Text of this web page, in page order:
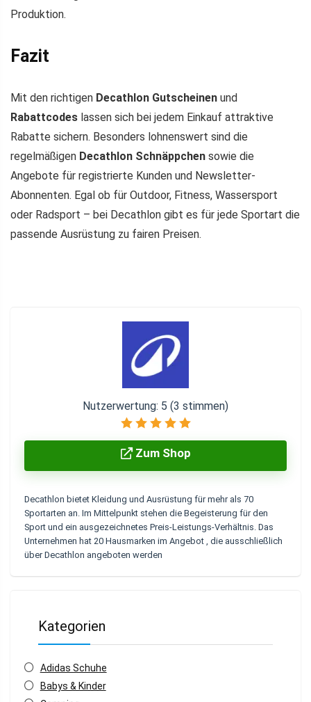
Produktion.
Fazit
Mit den richtigen Decathlon Gutscheinen und
Rabattcodes lassen sich bei jedem Einkauf attraktive
Rabatte sichern. Besonders lohnenswert sind die
regelmäßigen Decathlon Schnäppchen sowie die
Angebote für registrierte Kunden und Newsletter-
Abonnenten. Egal ob für Outdoor, Fitness, Wassersport
oder Radsport – bei Decathlon gibt es für jede Sportart die
passende Ausrüstung zu fairen Preisen.
Nutzerwertung: 5 (3 stimmen)
Zum Shop
Decathlon bietet Kleidung und Ausrüstung für mehr als 70
Sportarten an. Im Mittelpunkt stehen die Begeisterung für den
Sport und ein ausgezeichnetes Preis-Leistungs-Verhältnis. Das
Unternehmen hat 20 Hausmarken im Angebot , die ausschließlich
über Decathlon angeboten werden
Kategorien
Adidas Schuhe
Babys & Kinder